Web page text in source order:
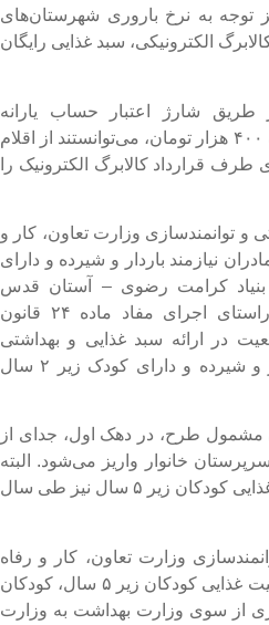
به نرخ باروری شهرستان‌های
الکترونیکی، سبد غذایی رایگان
طریق شارژ اعتبار حساب یارانه
سرپرستان خانوار به مبلغ ماهانه ۴۰۰ هزار تومان، می‌توانستند از اقلام
قرارداد کالابرگ الکترونیک را
و توانمندسازی وزارت تعاون، کار و
نیازمند باردار و شیرده و دارای
بنیاد کرامت رضوی – آستان قدس
رضوی، طی سال گذشته در راستای اجرای مفاد ماده ۲۴ قانون
در ارائه سبد غذایی و بهداشتی
رایگان به مادران نیازمند باردار و شیرده و دارای کودک زیر ۲ سال
مشمول طرح، در دهک اول، جدای از
خانوار واریز می‌شود. البته
علاوه بر این طرح، طرح امنیت غذایی کودکان زیر ۵ سال نیز طی سال
وزارت تعاون، کار و رفاه
اجتماعی یادآور شد: در طرح امنیت غذایی کودکان زیر ۵ سال، کودکان
از سوی وزارت بهداشت به وزارت